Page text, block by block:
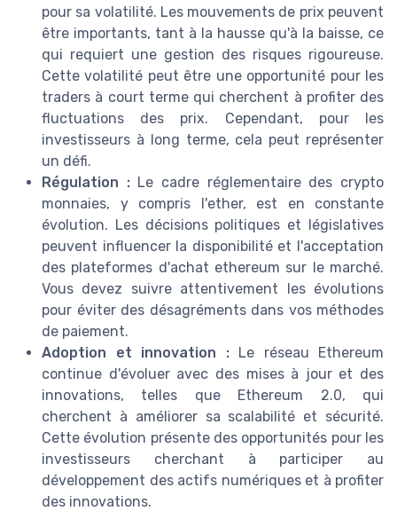
pour sa volatilité. Les mouvements de prix peuvent
être importants, tant à la hausse qu'à la baisse, ce
qui requiert une gestion des risques rigoureuse.
Cette volatilité peut être une opportunité pour les
traders à court terme qui cherchent à profiter des
fluctuations des prix. Cependant, pour les
investisseurs à long terme, cela peut représenter
un défi.
Régulation :Le cadre réglementaire des crypto
monnaies, y compris l'ether, est en constante
évolution. Les décisions politiques et législatives
peuvent influencer la disponibilité et l'acceptation
des plateformes d'achat ethereum sur le marché.
Vous devez suivre attentivement les évolutions
pour éviter des désagréments dans vos méthodes
de paiement.
Adoption et innovation :Le réseau Ethereum
continue d'évoluer avec des mises à jour et des
innovations, telles que Ethereum 2.0, qui
cherchent à améliorer sa scalabilité et sécurité.
Cette évolution présente des opportunités pour les
investisseurs cherchant à participer au
développement des actifs numériques et à profiter
des innovations.